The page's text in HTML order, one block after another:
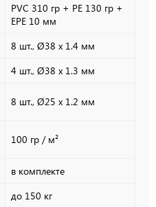
PVC 310 гр + PE 130 гр +
EPE 10 мм
8 шт., Ø38 х 1.4 мм
4 шт., Ø38 х 1.3 мм
8 шт., Ø25 х 1.2 мм
100 гр / м²
в комплекте
до 150 кг